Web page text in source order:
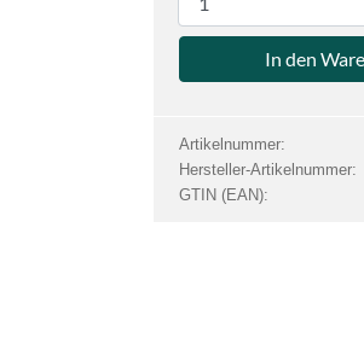
r
d
k
t
a
Artikelnummer:
Hersteller-Artikelnummer:
GTIN (EAN):